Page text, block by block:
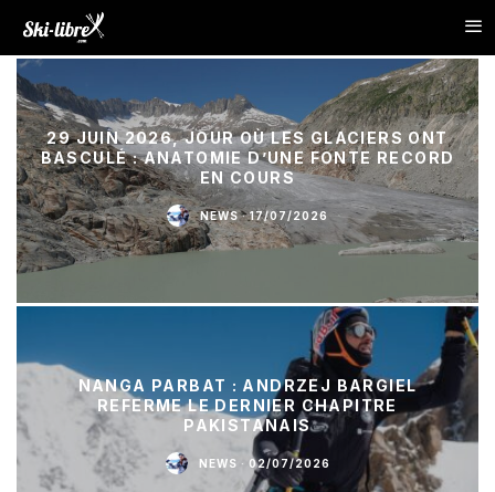
29 JUIN 2026, JOUR OÙ LES GLACIERS ONT
BASCULÉ : ANATOMIE D’UNE FONTE RECORD
EN COURS
NEWS · 17/07/2026
NANGA PARBAT : ANDRZEJ BARGIEL
REFERME LE DERNIER CHAPITRE
PAKISTANAIS
NEWS · 02/07/2026